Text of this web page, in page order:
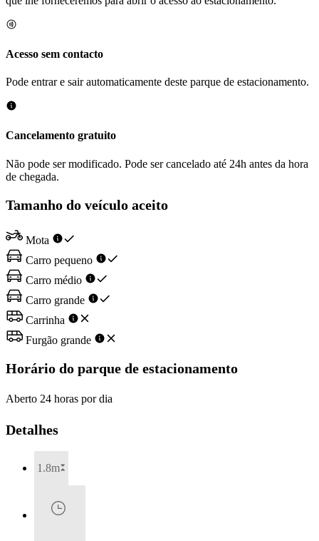
Acesso sem contacto
Pode entrar e sair automaticamente deste parque de estacionamento.
Cancelamento gratuito
Não pode ser modificado. Pode ser cancelado até 24h antes da hora
de chegada.
Tamanho do veículo aceito
Mota
Carro pequeno
Carro médio
Carro grande
Carrinha
Furgão grande
Horário do parque de estacionamento
Aberto 24 horas por dia
Detalhes
1.8m